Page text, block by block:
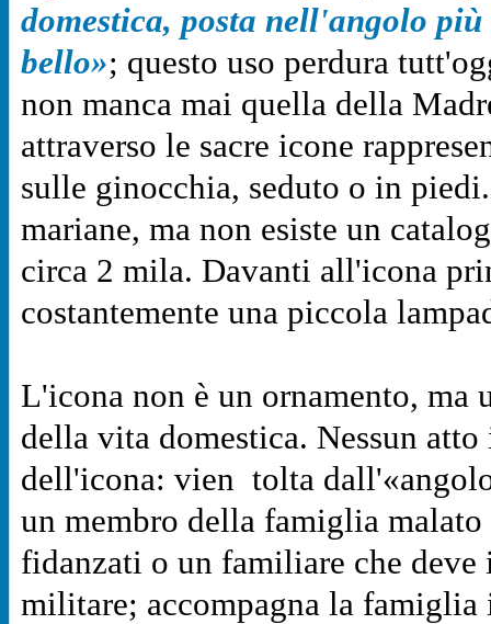
domestica, posta nell'angolo
bello»; questo uso perdura
non manca mai quella della
attraverso le sacre icone
sulle ginocchia, seduto o in
mariane, ma non esiste un
circa 2 mila. Davanti all'icona
costantemente una piccola
L'icona non è un ornamento, ma
della vita domestica. Nessun
dell'icona: vien tolta
un membro della famiglia
fidanzati o un familiare che
militare; accompagna la